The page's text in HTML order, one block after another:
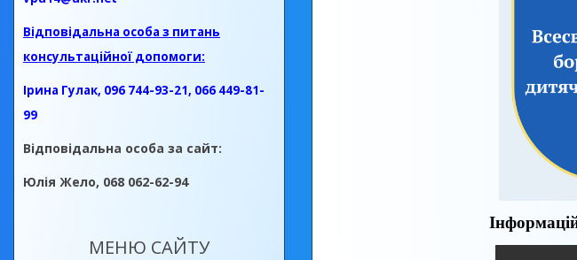
Відповідальна особа з питань
консультаційної допомоги:
Ірина Гулак, 096 744-93-21, 066 449-81-
99
Відповідальна особа за сайт:
Юлія Жело, 068 062-62-94
МЕНЮ САЙТУ